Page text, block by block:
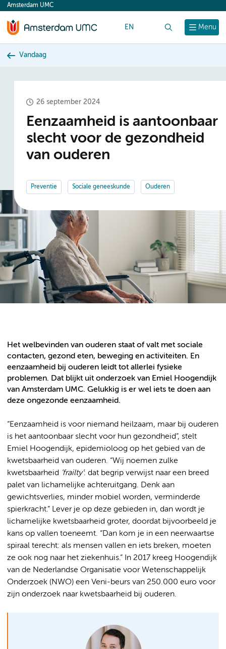
content
Menu
Amsterdam UMC
EN
Vandaag
26 september 2024
Eenzaamheid is aantoonbaar
slecht voor de gezondheid
van ouderen
Preventie Sociale geneeskunde Ouderen
Het welbevinden van ouderen staat of valt met sociale
contacten, gezond eten, beweging en activiteiten. En
eenzaamheid bij ouderen leidt tot allerlei fysieke
problemen. Dat blijkt uit onderzoek van Emiel Hoogendijk
van Amsterdam UMC. Gelukkig is er wel iets te doen aan
deze ongezonde eenzaamheid.
“Eenzaamheid is voor niemand heilzaam, maar bij ouderen
is het aantoonbaar slecht voor hun gezondheid”, stelt
Emiel Hoogendijk, epidemioloog op het gebied van de
kwetsbaarheid van ouderen. “Wij noemen zulke
kwetsbaarheid ‘frailty’: dat begrip verwijst naar een breed
palet van lichamelijke achteruitgang. Denk aan
gewichtsverlies, minder mobiel worden, verminderde
spierkracht.” Lever je op deze gebieden in, dan wordt je
lichamelijke kwetsbaarheid groter, doordat bijvoorbeeld je
kans op vallen toeneemt. “Dan kom je in een neerwaartse
spiraal terecht: als mensen vallen en iets breken, moeten
ze ook nog naar het ziekenhuis.” In 2017 kreeg Hoogendijk
van de Nederlandse Organisatie voor Wetenschappelijk
Onderzoek (NWO) een Veni-beurs van 250.000 euro voor
zijn onderzoek naar kwetsbaarheid bij ouderen.